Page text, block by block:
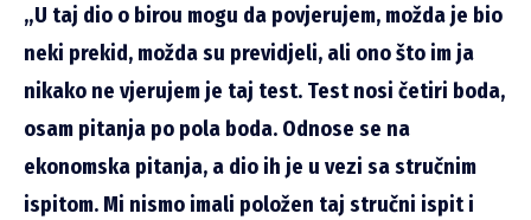
„U taj dio o birou mogu da povjerujem, možda je bio
neki prekid, možda su previdjeli, ali ono što im ja
nikako ne vjerujem je taj test. Test nosi četiri boda,
osam pitanja po pola boda. Odnose se na
ekonomska pitanja, a dio ih je u vezi sa stručnim
ispitom. Mi nismo imali položen taj stručni ispit i